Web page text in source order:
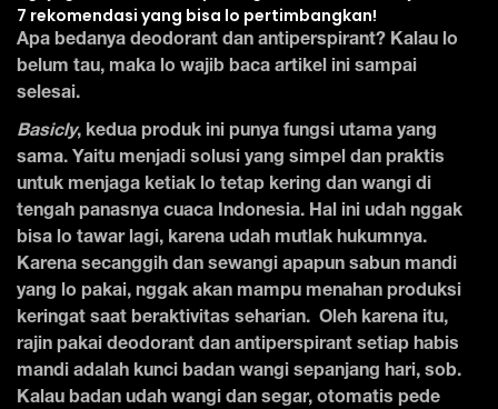
7 rekomendasi yang bisa lo pertimbangkan!
Apa bedanya deodorant dan antiperspirant? Kalau lo
belum tau, maka lo wajib baca artikel ini sampai
selesai.
Basicly, kedua produk ini punya fungsi utama yang
sama. Yaitu menjadi solusi yang simpel dan praktis
untuk menjaga ketiak lo tetap kering dan wangi di
tengah panasnya cuaca Indonesia. Hal ini udah nggak
bisa lo tawar lagi, karena udah mutlak hukumnya.
Karena secanggih dan sewangi apapun sabun mandi
yang lo pakai, nggak akan mampu menahan produksi
keringat saat beraktivitas seharian. Oleh karena itu,
rajin pakai deodorant dan antiperspirant setiap habis
mandi adalah kunci badan wangi sepanjang hari, sob.
Kalau badan udah wangi dan segar, otomatis pede